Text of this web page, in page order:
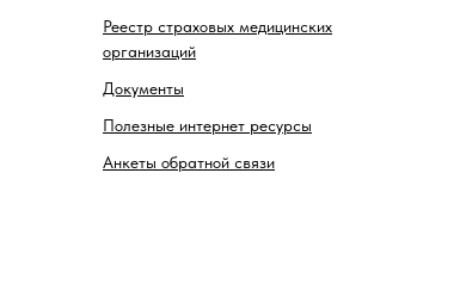
Реестр страховых медицинских
организаций
Документы
Полезные интернет ресурсы
Анкеты обратной связи